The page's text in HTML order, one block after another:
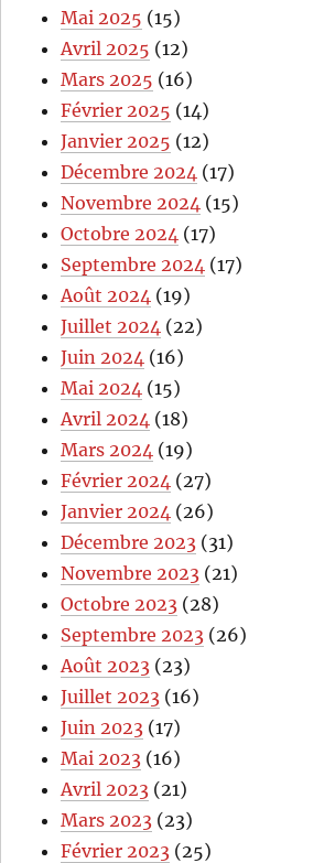
Mai 2025 (15)
Avril 2025 (12)
Mars 2025 (16)
Février 2025 (14)
Janvier 2025 (12)
Décembre 2024 (17)
Novembre 2024 (15)
Octobre 2024 (17)
Septembre 2024 (17)
Août 2024 (19)
Juillet 2024 (22)
Juin 2024 (16)
Mai 2024 (15)
Avril 2024 (18)
Mars 2024 (19)
Février 2024 (27)
Janvier 2024 (26)
Décembre 2023 (31)
Novembre 2023 (21)
Octobre 2023 (28)
Septembre 2023 (26)
Août 2023 (23)
Juillet 2023 (16)
Juin 2023 (17)
Mai 2023 (16)
Avril 2023 (21)
Mars 2023 (23)
Février 2023 (25)